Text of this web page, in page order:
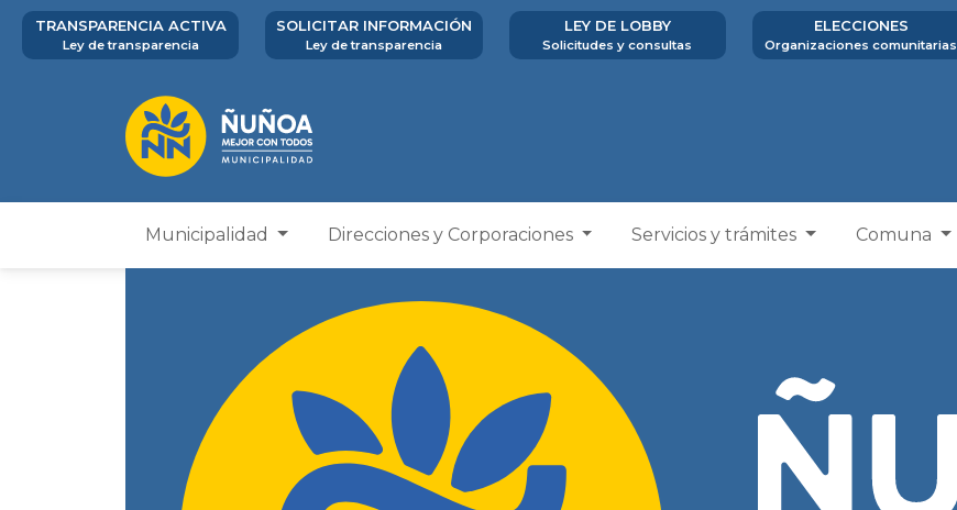
TRANSPARENCIA ACTIVA
Ley de transparencia
SOLICITAR INFORMACIÓN
Ley de transparencia
LEY DE LOBBY
Solicitudes y consultas
ELECCIONES
Organizaciones comunitarias
Municipalidad Direcciones y Corporaciones Servicios y trámites Comuna